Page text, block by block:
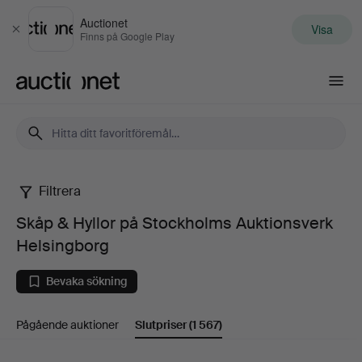
Stäng
Auctionet
Finns på Google Play Visa
Skåp
Hyllor
på
Filtrera
Skåp & Hyllor på Stockholms Auktionsverk
Helsingborg
Bevaka sökning
Pågående auktioner Slutpriser(1 567)